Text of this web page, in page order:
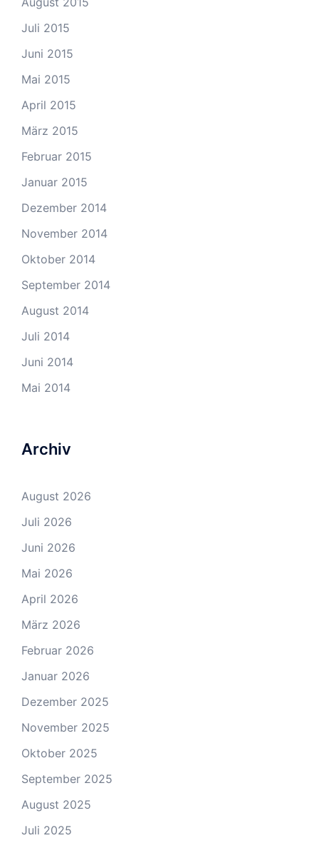
Juli 2015
Juni 2015
Mai 2015
April 2015
März 2015
Februar 2015
Januar 2015
Dezember 2014
November 2014
Oktober 2014
September 2014
August 2014
Juli 2014
Juni 2014
Mai 2014
Archiv
August 2026
Juli 2026
Juni 2026
Mai 2026
April 2026
März 2026
Februar 2026
Januar 2026
Dezember 2025
November 2025
Oktober 2025
September 2025
August 2025
Juli 2025